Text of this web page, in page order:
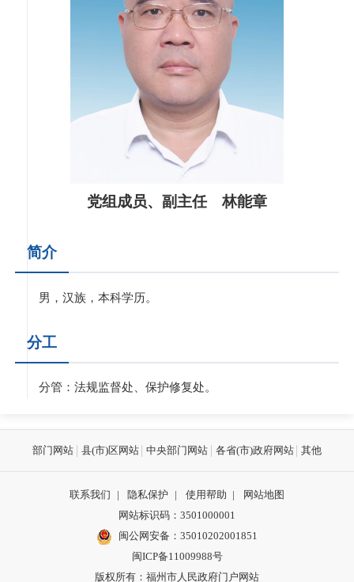
党组成员、副主任 林能章
简介
男，汉族，本科学历。
分工
分管：法规监督处、保护修复处。
部门网站 县(市)区网站 中央部门网站 各省(市)政府网站 其他
联系我们 | 隐私保护 | 使用帮助 |
网站地图
网站标识码：3501000001
闽公网安备： 35010202001851
闽ICP备11009988号
版权所有：福州市人民政府门户网站